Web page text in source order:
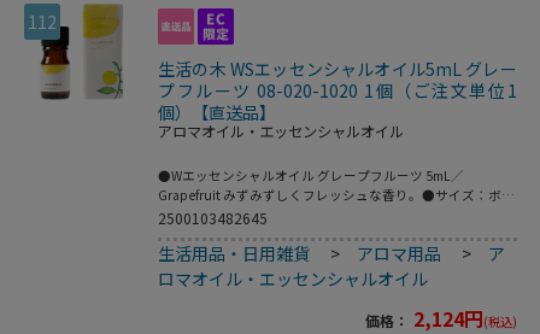
112
生活の木 WSエッセンシャルオイル5mL グレー
プフルーツ 08-020-1020 1個（ご注文単位1
個）【直送品】
アロマオイル・エッセンシャルオイル
●Wエッセンシャルオイル グレープフルーツ 5mL／
Grapefruit みずみずしくフレッシュな香り。●サイズ：ボト
ル／Φ22×H55mm、箱／W30×D30×H75mm●材質：ボト
ド：ユーカリ、ヒノキ●こちらの商品は事業者様向け商品で
す。●こちらの商品は取寄せ商品となり納期が長期間かかる
可能性がございます。また、ご発注後のキャンセルは対応い
2500103482645
生活用品・日用雑貨 > アロマ用品 > ア
ロマオイル・エッセンシャルオイル
価格： 2,124円(税込)